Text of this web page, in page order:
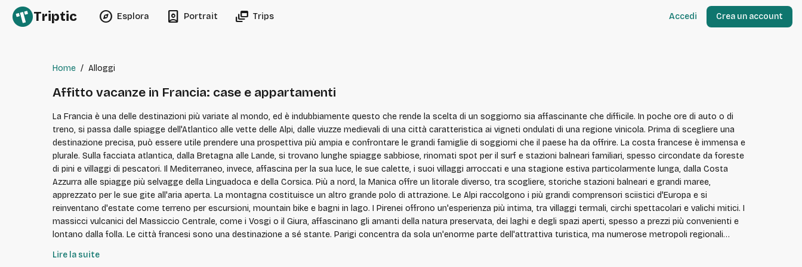
Triptic explore Esplora person_book Portrait dynamic_feed Trips Accedi Crea un account
Home / Alloggi
Affitto vacanze in Francia: case e appartamenti
La Francia è una delle destinazioni più variate al mondo, ed è indubbiamente questo che rende la scelta di un soggiorno sia affascinante che difficile. In poche ore di auto o di
treno, si passa dalle spiagge dell'Atlantico alle vette delle Alpi, dalle viuzze medievali di una città caratteristica ai vigneti ondulati di una regione vinicola. Prima di scegliere una
destinazione precisa, può essere utile prendere una prospettiva più ampia e confrontare le grandi famiglie di soggiorni che il paese ha da offrire. La costa francese è immensa e
plurale. Sulla facciata atlantica, dalla Bretagna alle Lande, si trovano lunghe spiagge sabbiose, rinomati spot per il surf e stazioni balneari familiari, spesso circondate da foreste
di pini e villaggi di pescatori. Il Mediterraneo, invece, affascina per la sua luce, le sue calette, i suoi villaggi arroccati e una stagione estiva particolarmente lunga, dalla Costa
Azzurra alle spiagge più selvagge della Linguadoca e della Corsica. Più a nord, la Manica offre un litorale diverso, tra scogliere, storiche stazioni balneari e grandi maree,
apprezzato per le sue gite all'aria aperta. La montagna costituisce un altro grande polo di attrazione. Le Alpi raccolgono i più grandi comprensori sciistici d'Europa e si
reinventano d'estate come terreno per escursioni, mountain bike e bagni in lago. I Pirenei offrono un'esperienza più intima, tra villaggi termali, circhi spettacolari e valichi mitici. I
massicci vulcanici del Massiccio Centrale, come i Vosgi o il Giura, affascinano gli amanti della natura preservata, dei laghi e degli spazi aperti, spesso a prezzi più convenienti e
lontano dalla folla. Le città francesi sono una destinazione a sé stante. Parigi concentra da sola un'enorme parte dell'attrattiva turistica, ma numerose metropoli regionali
Tolosa. Il patrimonio si dispiega anche nelle città medie e nelle città classificate, i cui castelli, cattedrali e centri storici raccontano secoli di storia. Infine, la campagna e i vigneti
Lire la suite